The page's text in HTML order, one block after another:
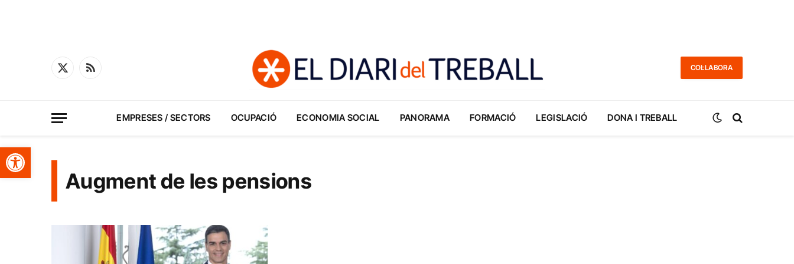
Obre la barra d'eines
X
RSS
COL·LABORA
EMPRESES / SECTORS OCUPACIÓ ECONOMIA SOCIAL PANORAMA FORMACIÓ LEGISLACIÓ DONA I TREBALL
Augment de les pensions